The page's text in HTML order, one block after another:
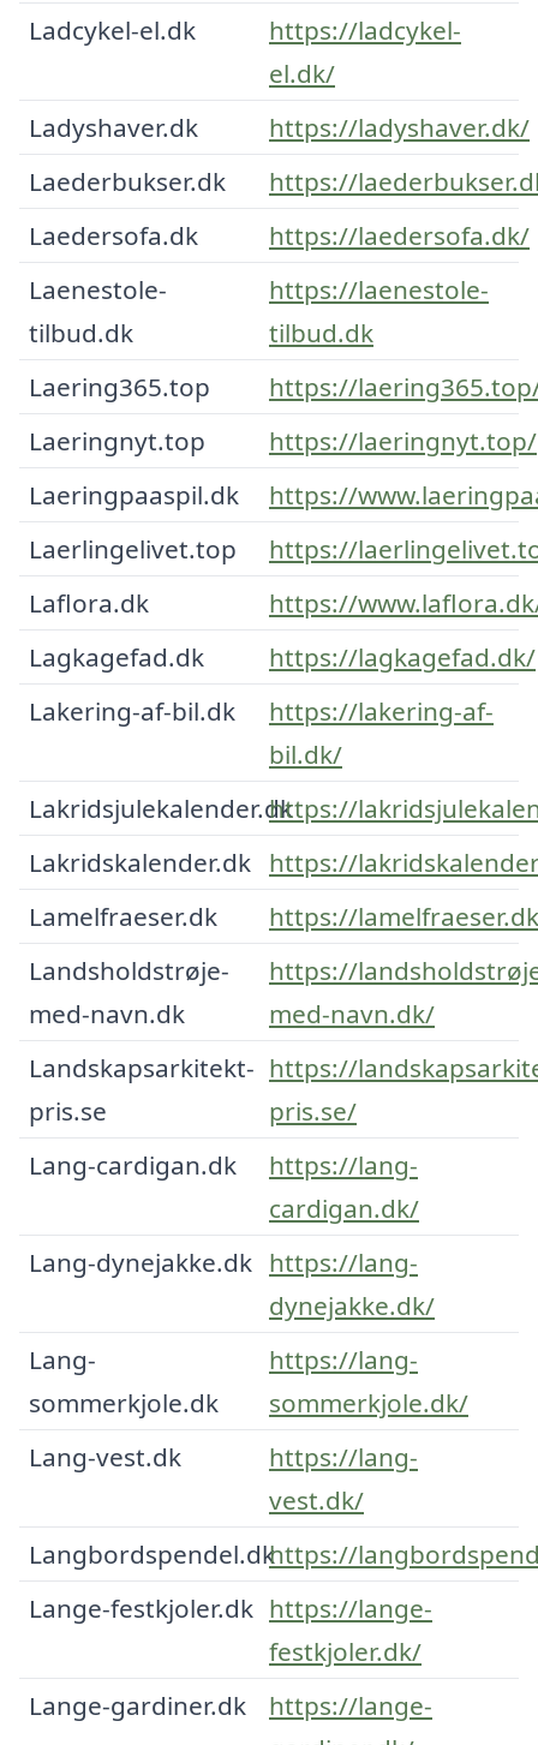
Ladcykel-el.dk
https://ladcykel-
el.dk/
Ladyshaver.dk
https://ladyshaver.dk/
Laederbukser.dk
https://
Laedersofa.dk
https://laedersofa.dk/
Laenestole-
tilbud.dk
https://laenestole-
tilbud.dk
Laering365.top
https://
Laeringnyt.top
https://laeringnyt.top/
Laeringpaaspil.dk
https://
Laerlingelivet.top
https://
Laflora.dk
https://
Lagkagefad.dk
https://lagkagefad.dk/
Lakering-af-bil.dk
https://lakering-af-
bil.dk/
Lakridsjulekalender.dkhttps://
Lakridskalender.dk https://
Lamelfraeser.dk
https://lamelfraeser.dk
Landsholdstrøje-
med-navn.dk
https://
med-navn.dk/
Landskapsarkitekt-
pris.se
https://
pris.se/
Lang-cardigan.dk
https://lang-
cardigan.dk/
Lang-dynejakke.dk https://lang-
dynejakke.dk/
Lang-
sommerkjole.dk
https://lang-
sommerkjole.dk/
Lang-vest.dk
https://lang-
vest.dk/
Langbordspendel.dkhttps://
Lange-festkjoler.dk https://lange-
festkjoler.dk/
Lange-gardiner.dk
https://lange-